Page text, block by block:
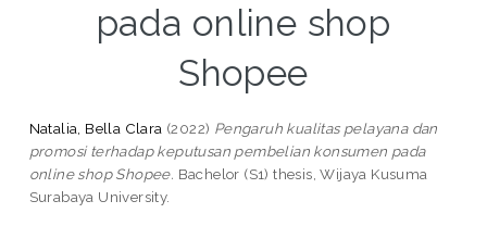
pada online shop
Shopee
Natalia, Bella Clara (2022) Pengaruh kualitas pelayana dan
promosi terhadap keputusan pembelian konsumen pada
online shop Shopee. Bachelor (S1) thesis, Wijaya Kusuma
Surabaya University.